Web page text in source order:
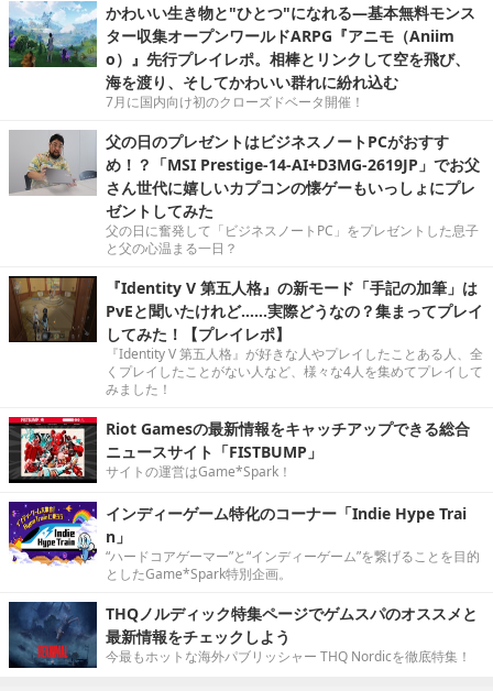
かわいい生き物と"ひとつ"になれる―基本無料モンス
ター収集オープンワールドARPG『アニモ（Aniim
o）』先行プレイレポ。相棒とリンクして空を飛び、
海を渡り、そしてかわいい群れに紛れ込む
7月に国内向け初のクローズドベータ開催！
父の日のプレゼントはビジネスノートPCがおすす
め！？「MSI Prestige-14-AI+D3MG-2619JP」でお父
さん世代に嬉しいカプコンの懐ゲーもいっしょにプレ
ゼントしてみた
父の日に奮発して「ビジネスノートPC」をプレゼントした息子
と父の心温まる一日？
『Identity V 第五人格』の新モード「手記の加筆」は
PvEと聞いたけれど……実際どうなの？集まってプレイ
してみた！【プレイレポ】
『Identity V 第五人格』が好きな人やプレイしたことある人、全
くプレイしたことがない人など、様々な4人を集めてプレイして
みました！
Riot Gamesの最新情報をキャッチアップできる総合
ニュースサイト「FISTBUMP」
サイトの運営はGame*Spark！
インディーゲーム特化のコーナー「Indie Hype Trai
n」
“ハードコアゲーマー”と“インディーゲーム”を繋げることを目的
としたGame*Spark特別企画。
THQノルディック特集ページでゲムスパのオススメと
最新情報をチェックしよう
今最もホットな海外パブリッシャー THQ Nordicを徹底特集！